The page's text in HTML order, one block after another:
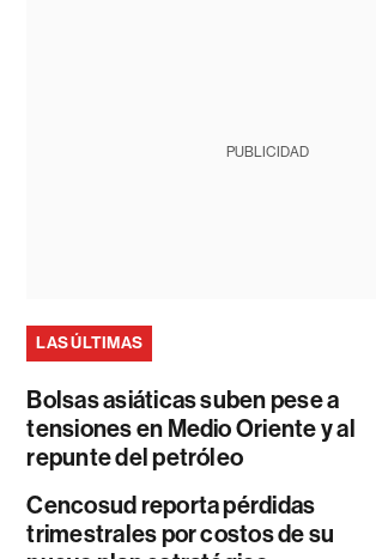
PUBLICIDAD
LAS ÚLTIMAS
Bolsas asiáticas suben pese a
tensiones en Medio Oriente y al
repunte del petróleo
Cencosud reporta pérdidas
trimestrales por costos de su